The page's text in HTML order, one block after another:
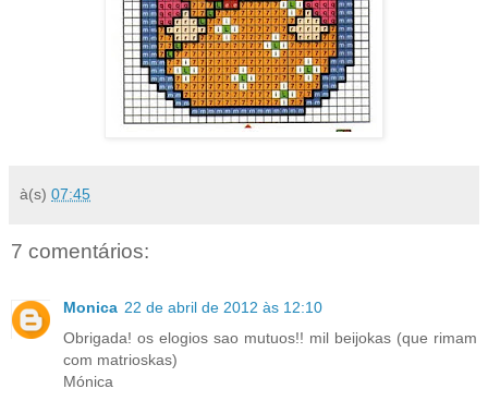
à(s) 07:45
7 comentários:
Monica 22 de abril de 2012 às 12:10
Obrigada! os elogios sao mutuos!! mil beijokas (que rimam
com matrioskas)
Mónica